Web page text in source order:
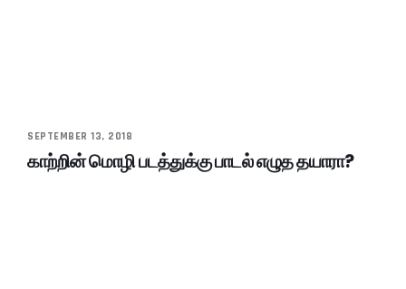
SEPTEMBER 13, 2018
காற்றின் மொழி படத்துக்கு பாடல் எழுத தயாரா?